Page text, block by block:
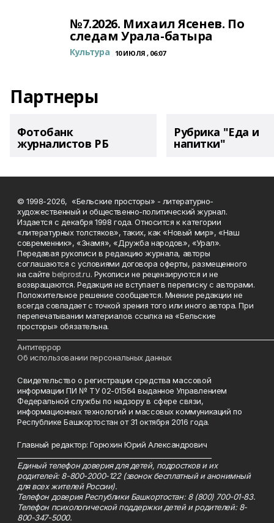
№7.2026. Михаил Ясенев. По
следам Урала-батыра
Культура 10 ИЮЛЯ , 06:07
Партнеры
Фотобанк
журналистов РБ
Рубрика "Еда и
напитки"
© 1998-2026, «Бельские просторы» - литературно-
художественный и общественно-политический журнал.
Издается с декабря 1998 года. Относится к категории
«литературных толстяков», таких, как «Новый мир», «Наш
современник», «Знамя», «Дружба народов», «Урал».
Передавая рукописи в редакцию журнала, авторы
соглашаются с условиями договора оферты, размещенного
на сайтеbelprost.ru. Рукописи не рецензируются и не
возвращаются. Редакция не вступает в переписку с авторами.
Положительное решение сообщается. Мнение редакции не
всегда совпадает с точкой зрения того или иного автора. При
перепечатывании материалов ссылка на «Бельские
просторы» обязательна.
Антитеррор
Об использовании персональных данных
Свидетельство о регистрации средства массовой
информации ПИ № ТУ 02-01564 выданное Управлением
Федеральной службы по надзору в сфере связи,
информационных технологий и массовых коммуникаций по
Республике Башкортостан от 31 октября 2016 года.
Главный редактор: Горюхин Юрий Александрович
Единый телефон доверия для детей, подростков и их
родителей: 8-800-2000-122 (звонок бесплатный и анонимный
для всех жителей России).
Телефон доверия Республики Башкортостан: 8 (800) 700-01-83.
Телефон психологической поддержки детей и родителей: 8-
800-347-5000.